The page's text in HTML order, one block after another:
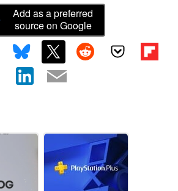
Add as a preferred
source on Google